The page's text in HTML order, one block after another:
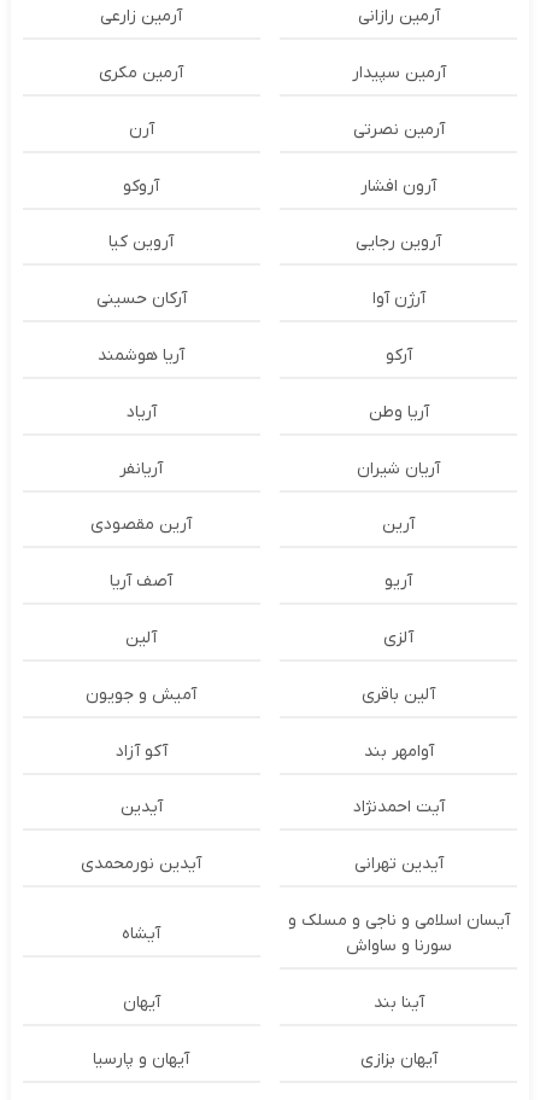
آرمین رازانی آرمین زارعی
آرمین سپیدار آرمین مکری
آرمین نصرتی آرن
آرون افشار آروکو
آروین رجایی آروین کیا
آرژن آوا آرکان حسینی
آرکو آریا هوشمند
آریا وطن آریاد
آریان شیران آریانفر
آرین آرین مقصودی
آریو آصف آریا
آلزی آلین
آلین باقری آمیش و جویون
آوامهر بند آکو آزاد
آیت احمدنژاد آیدین
آیدین تهرانی آیدین نورمحمدی
آیسان اسلامی و ناجی و مسلک و
سورنا و ساواش
آیشاه
آینا بند آیهان
آیهان بزازی آیهان و پارسیا